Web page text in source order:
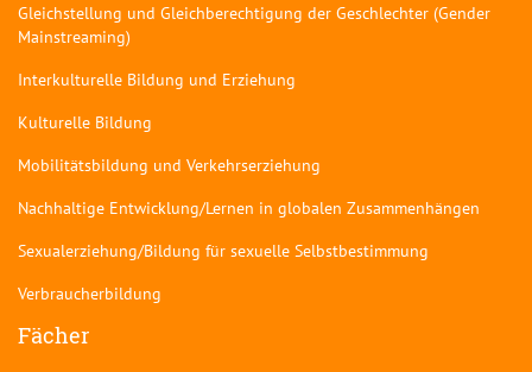
Gleichstellung und Gleichberechtigung der Geschlechter (Gender
Mainstreaming)
Interkulturelle Bildung und Erziehung
Kulturelle Bildung
Mobilitätsbildung und Verkehrserziehung
Nachhaltige Entwicklung/Lernen in globalen Zusammenhängen
Sexualerziehung/Bildung für sexuelle Selbstbestimmung
Verbraucherbildung
Fächer